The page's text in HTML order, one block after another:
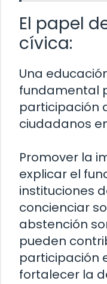
El papel
cívica:
Una
fundamental
participación
ciudadanos
Promover la
explicar el
instituciones
concienciar
abstención
pueden
participación
fortalecer la